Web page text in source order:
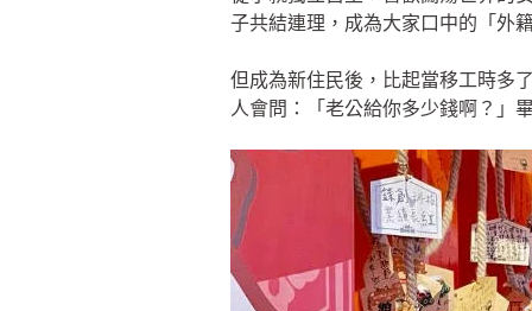
子共結連理，成為大家口中的「外
但成為新住民後，比起當移工時多
人會問：「老公給你多少錢啊？」